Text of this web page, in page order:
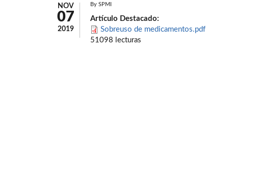
NOV
07
2019
By SPMI
Artículo Destacado:
Sobreuso de medicamentos.pdf
51098 lecturas